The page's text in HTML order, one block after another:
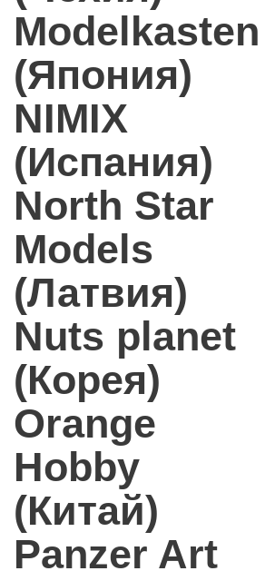
Modelkasten
(Япония)
NIMIX
(Испания)
North Star
Models
(Латвия)
Nuts planet
(Корея)
Orange
Hobby
(Китай)
Panzer Art